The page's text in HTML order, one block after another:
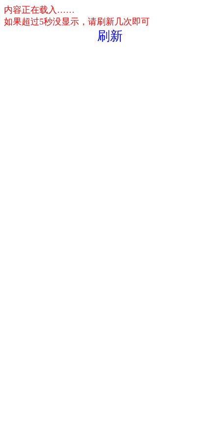
内容正在载入……
如果超过5秒没显示，请刷新几次即可
刷新